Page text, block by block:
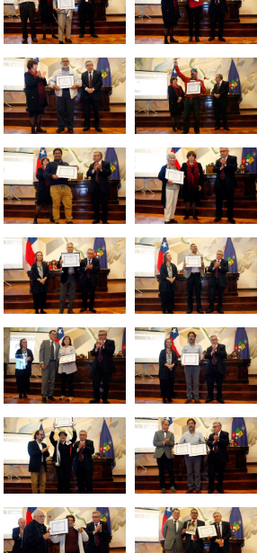
Zoom Zoom
Zoom Zoom
Zoom Zoom
Zoom Zoom
Zoom Zoom
Zoom Zoom